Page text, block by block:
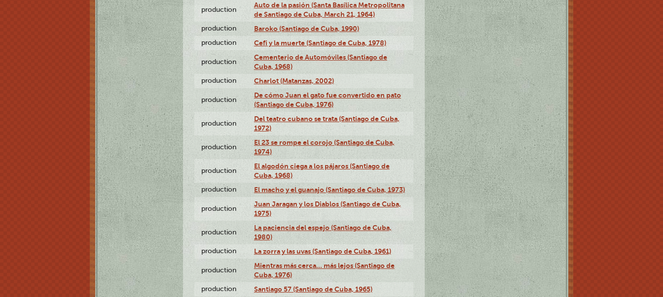
production
Auto de la pasión (Santa Basílica Metropolitana
de Santiago de Cuba, March 21, 1964)
production Baroko (Santiago de Cuba, 1990)
production Cefi y la muerte (Santiago de Cuba, 1978)
production
Cementerio de Automóviles (Santiago de
Cuba, 1968)
production Charlot (Matanzas, 2002)
production
De cómo Juan el gato fue convertido en pato
(Santiago de Cuba, 1976)
production
Del teatro cubano se trata (Santiago de Cuba,
1972)
production
El 23 se rompe el corojo (Santiago de Cuba,
1974)
production
El algodón ciega a los pájaros (Santiago de
Cuba, 1968)
production El macho y el guanajo (Santiago de Cuba, 1973)
production
Juan Jaragan y los Diablos (Santiago de Cuba,
1975)
production
La paciencia del espejo (Santiago de Cuba,
1980)
production La zorra y las uvas (Santiago de Cuba, 1961)
production
Mientras más cerca... más lejos (Santiago de
Cuba, 1976)
production Santiago 57 (Santiago de Cuba, 1965)